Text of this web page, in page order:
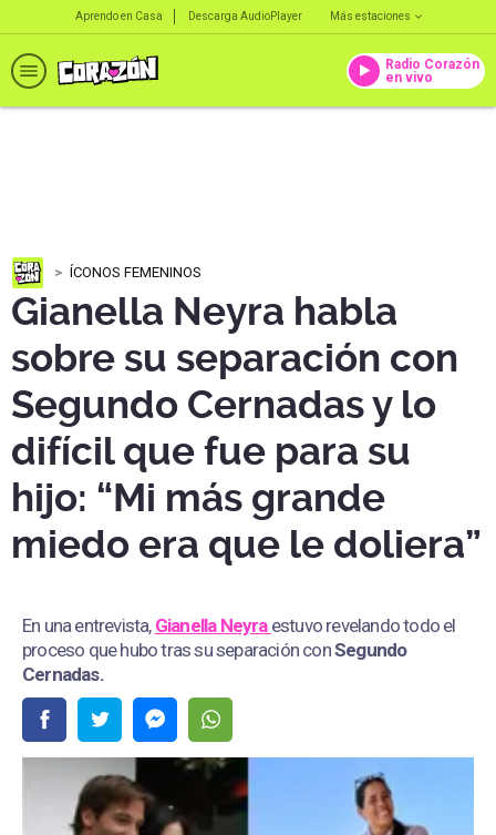
Aprendo en Casa Descarga AudioPlayer Más estaciones
Radio Corazón
en vivo
ÍCONOS FEMENINOS
Gianella Neyra habla
sobre su separación con
Segundo Cernadas y lo
difícil que fue para su
hijo: “Mi más grande
miedo era que le doliera”
En una entrevista, Gianella Neyra estuvo revelando todo el
proceso que hubo tras su separación conSegundo
Cernadas.